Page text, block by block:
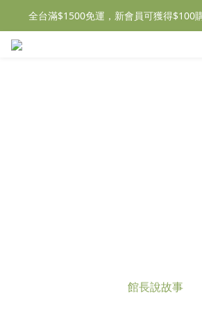
全台滿$1500免運，新會員可獲得$100
館長說故事